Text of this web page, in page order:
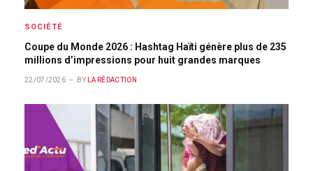
SOCIÉTÉ
Coupe du Monde 2026 : Hashtag Haïti génère plus de 235
millions d’impressions pour huit grandes marques
22/07/2026 BY LA RÉDACTION